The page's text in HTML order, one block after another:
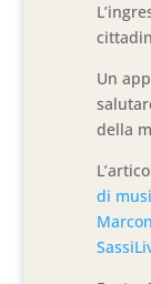
Un
della
di